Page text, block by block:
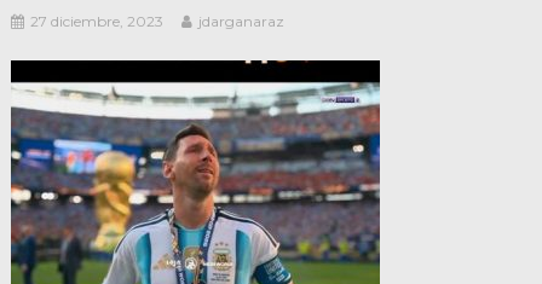
27 diciembre, 2023 jdarganaraz